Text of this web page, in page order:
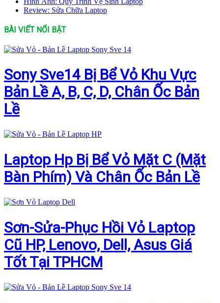
Review: Sửa Chữa Laptop
BÀI VIẾT NỔI BẬT
Sony Sve14 Bị Bể Vỏ Khu Vực
Bản Lề A, B, C, D, Chân Ốc Bản
Lề
Laptop Hp Bị Bể Vỏ Mặt C (Mặt
Bàn Phím) Và Chân Ốc Bản Lề
Sơn-Sửa-Phục Hồi Vỏ Laptop
Cũ HP, Lenovo, Dell, Asus Giá
Tốt Tại TPHCM